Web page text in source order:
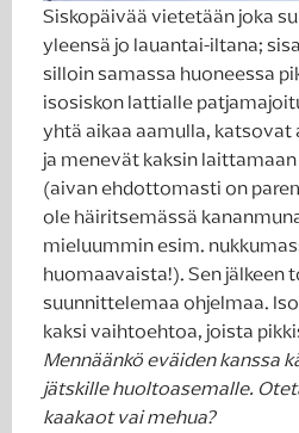
Siskopäivää vietetään joka
yleensä jo lauantai-iltana;
silloin samassa huoneessa
isosiskon lattialle
yhtä aikaa aamulla,
ja menevät kaksin
(aivan ehdottomasti on
ole häiritsemässä
mieluummin esim.
huomaavaista!). Sen jälkeen
suunnittelemaa ohjelmaa.
kaksi vaihtoehtoa, joista
Mennäänkö eväiden kanssa
jätskille huoltoasemalle.
kaakaot vai mehua?